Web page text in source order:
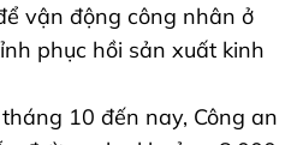
vận động công nhân ở
phục hồi sản xuất kinh
10 đến nay, Công an